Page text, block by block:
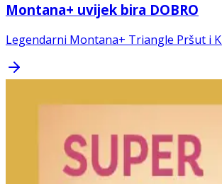
Montana+ uvijek bira DOBRO
Legendarni Montana+ Triangle Pršut i